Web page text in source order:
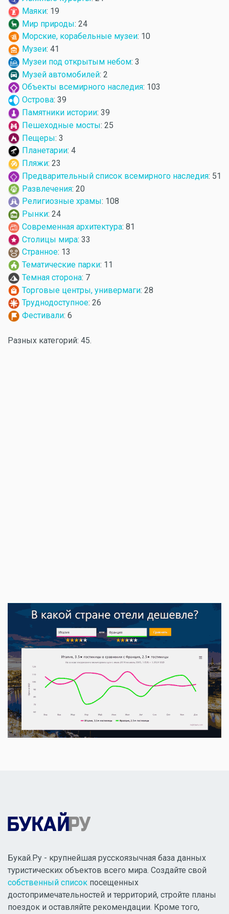
Маяки: 19
Мир природы: 24
Морские, корабельные музеи: 10
Музеи: 41
Музеи под открытым небом: 3
Музей автомобилей: 2
Объекты всемирного наследия: 103
Острова: 39
Памятники истории: 39
Пешеходные мосты: 25
Пещеры: 3
Планетарии: 4
Пляжи: 23
Предварительный список всемирного наследия: 51
Развлечения: 20
Религиозные храмы: 108
Рынки: 24
Современная архитектура: 81
Столицы мира: 33
Странное: 13
Тематические парки: 11
Темная сторона: 7
Торговые центры, универмаги: 28
Труднодоступное: 26
Фестивали: 6
Разных категорий: 45.
Букай.Ру - крупнейшая русскоязычная база данных
туристических объектов всего мира. Создайте свой
собственный список посещенных
достопримечательностей и территорий, стройте планы
поездок и оставляйте рекомендации. Кроме того,